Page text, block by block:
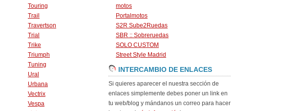
Touring
Trail
Travertson
Trial
Trike
Triumph
Tuning
Ural
Urbana
Vectrix
Vespa
motos
Portalmotos
S2R Sube2Ruedas
SBR :: Sobreruedas
SOLO CUSTOM
Street Style Madrid
INTERCAMBIO DE ENLACES
Si quieres aparecer el nuestra sección de
enlaces simplemente debes poner un link en
tu web/blog y mándanos un correo para hacer